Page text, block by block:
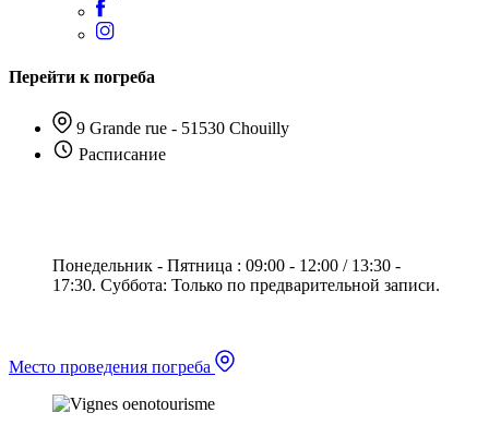
Перейти к погреба
9 Grande rue - 51530 Chouilly
Расписание
Понедельник - Пятница : 09:00 - 12:00 / 13:30 -
17:30. Суббота: Только по предварительной записи.
Место проведения погреба